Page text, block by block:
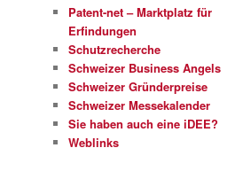
Patent-net – Marktplatz für
Erfindungen
Schutzrecherche
Schweizer Business Angels
Schweizer Gründerpreise
Schweizer Messekalender
Sie haben auch eine iDEE?
Weblinks